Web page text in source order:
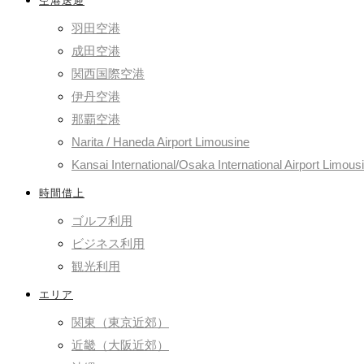
羽田空港
成田空港
関西国際空港
伊丹空港
那覇空港
Narita / Haneda Airport Limousine
Kansai International/Osaka International Airport
時間借上
ゴルフ利用
ビジネス利用
観光利用
エリア
関東（東京近郊）
近畿（大阪近郊）